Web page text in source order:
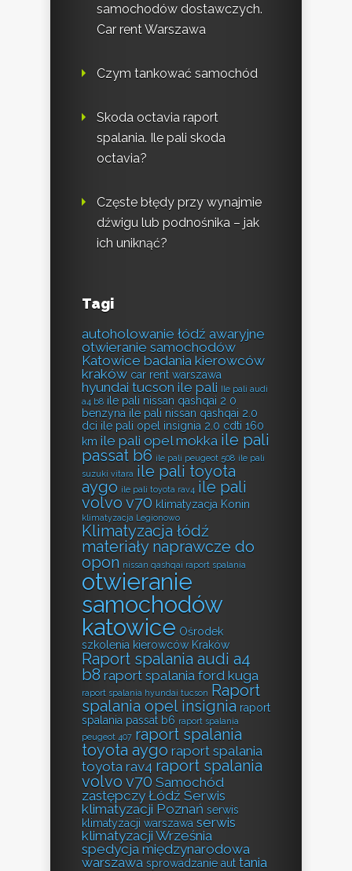
samochodów dostawczych.
Car rent Warszawa
Czym tankować samochód
Skoda octavia raport
spalania. Ile pali skoda
octavia?
Częste błędy przy wynajmie
dźwigu lub podnośnika – jak
ich uniknąć?
Tagi
autoholowanie łódź awaryjne
otwieranie samochodów
Katowice badania kierowców
kraków car rent warszawa
hyundai tucson ile pali Ile pali audi
a4 b8 ile pali nissan qashqai 2 0
benzyna ile pali nissan qashqai 2.0
dci ile pali opel insignia 2.0 cdti 160
km ile pali opel mokka ile pali
passat b6 ile pali peugeot 508 ile pali
suzuki vitara ile pali toyota
aygo ile pali toyota rav4 ile pali
volvo v70 klimatyzacja Konin
klimatyzacja Legionowo
Klimatyzacja łódź
materiały naprawcze do
opon nissan qashqai raport spalania
otwieranie
samochodów
katowice Ośrodek
szkolenia kierowców Kraków
Raport spalania audi a4
b8 raport spalania ford kuga
raport spalania hyundai tucson Raport
spalania opel insignia raport
spalania passat b6 raport spalania
peugeot 407 raport spalania
toyota aygo raport spalania
toyota rav4 raport spalania
volvo v70 Samochód
zastępczy Łódź Serwis
klimatyzacji Poznań serwis
klimatyzacji warszawa serwis
klimatyzacji Września
spedycja międzynarodowa
warszawa sprowadzanie aut tania